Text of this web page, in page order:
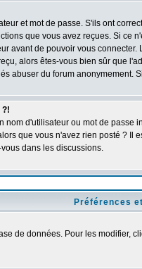
et mot de passe. S'ils ont
que vous avez reçues. Si
avant de pouvoir vous
alors êtes-vous bien sûr que
abuser du forum
?!
d'utilisateur ou mot de
que vous n'avez rien posté ?
dans les discussions.
Préférences
de données. Pour les modifier,